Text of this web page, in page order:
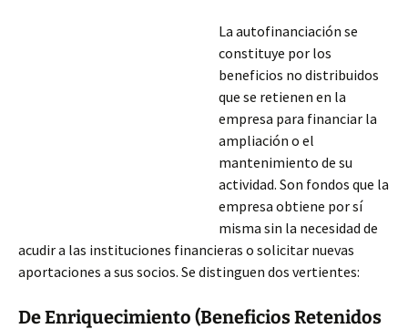
La autofinanciación se
constituye por los
beneficios no distribuidos
que se retienen en la
empresa para financiar la
ampliación o el
mantenimiento de su
actividad. Son fondos que la
empresa obtiene por sí
misma sin la necesidad de
acudir a las instituciones financieras o solicitar nuevas
aportaciones a sus socios. Se distinguen dos vertientes:
De Enriquecimiento (Beneficios Retenidos